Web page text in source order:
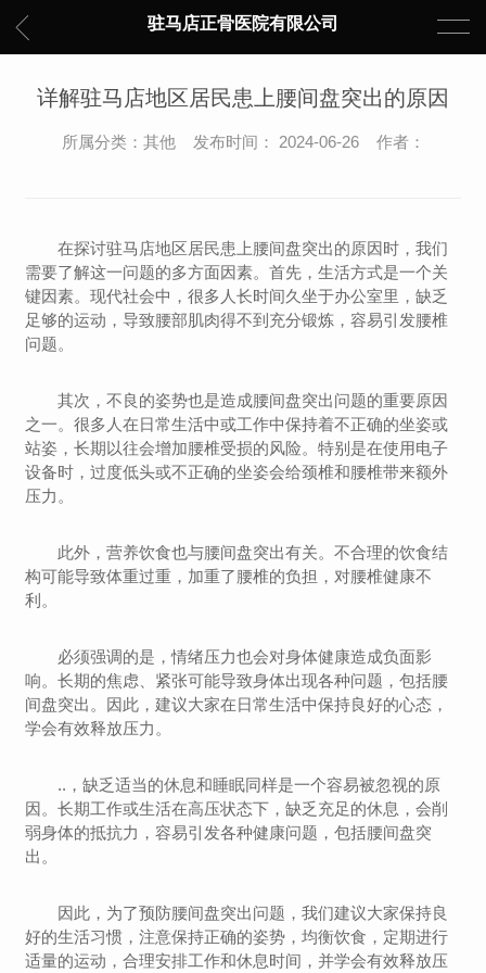
驻马店正骨医院有限公司
详解驻马店地区居民患上腰间盘突出的原因
所属分类：其他 发布时间： 2024-06-26 作者：
在探讨驻马店地区居民患上腰间盘突出的原因时，我们
需要了解这一问题的多方面因素。首先，生活方式是一个关
键因素。现代社会中，很多人长时间久坐于办公室里，缺乏
足够的运动，导致腰部肌肉得不到充分锻炼，容易引发腰椎
问题。
其次，不良的姿势也是造成腰间盘突出问题的重要原因
之一。很多人在日常生活中或工作中保持着不正确的坐姿或
站姿，长期以往会增加腰椎受损的风险。特别是在使用电子
设备时，过度低头或不正确的坐姿会给颈椎和腰椎带来额外
压力。
此外，营养饮食也与腰间盘突出有关。不合理的饮食结
构可能导致体重过重，加重了腰椎的负担，对腰椎健康不
利。
必须强调的是，情绪压力也会对身体健康造成负面影
响。长期的焦虑、紧张可能导致身体出现各种问题，包括腰
间盘突出。因此，建议大家在日常生活中保持良好的心态，
学会有效释放压力。
..，缺乏适当的休息和睡眠同样是一个容易被忽视的原
因。长期工作或生活在高压状态下，缺乏充足的休息，会削
弱身体的抵抗力，容易引发各种健康问题，包括腰间盘突
出。
因此，为了预防腰间盘突出问题，我们建议大家保持良
好的生活习惯，注意保持正确的姿势，均衡饮食，定期进行
适量的运动，合理安排工作和休息时间，并学会有效释放压